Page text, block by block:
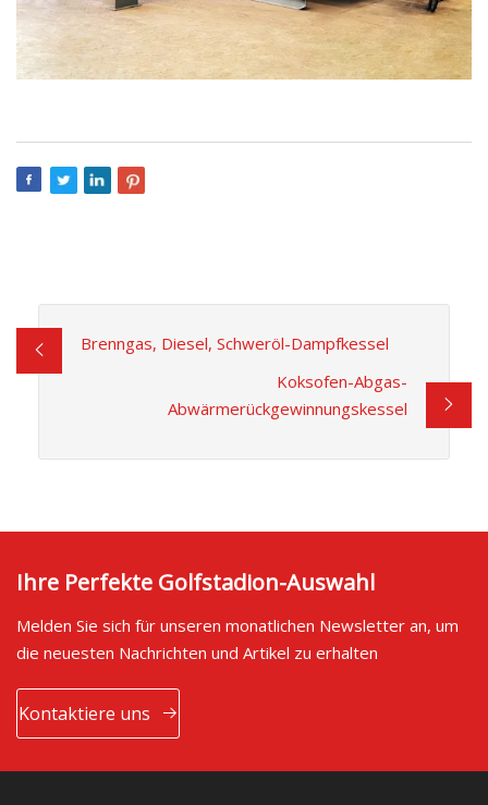
Brenngas, Diesel, Schweröl-Dampfkessel
Koksofen-Abgas-
Abwärmerückgewinnungskessel
Ihre Perfekte Golfstadion-Auswahl
Melden Sie sich für unseren monatlichen Newsletter an, um
die neuesten Nachrichten und Artikel zu erhalten
Kontaktiere uns